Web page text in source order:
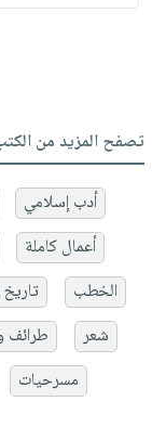
تصفح المزيد من
أدب إسلامي
أعمال كاملة
الخطب
شعر
طرائف
مسرحيات